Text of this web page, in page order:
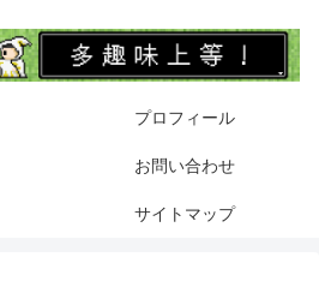
プロフィール
お問い合わせ
サイトマップ